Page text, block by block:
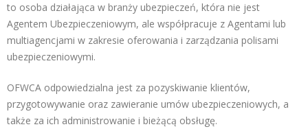
to osoba działająca w branży ubezpieczeń, która nie jest
Agentem Ubezpieczeniowym, ale współpracuje z Agentami lub
multiagencjami w zakresie oferowania i zarządzania polisami
ubezpieczeniowymi.
OFWCA odpowiedzialna jest za pozyskiwanie klientów,
przygotowywanie oraz zawieranie umów ubezpieczeniowych, a
także za ich administrowanie i bieżącą obsługę.